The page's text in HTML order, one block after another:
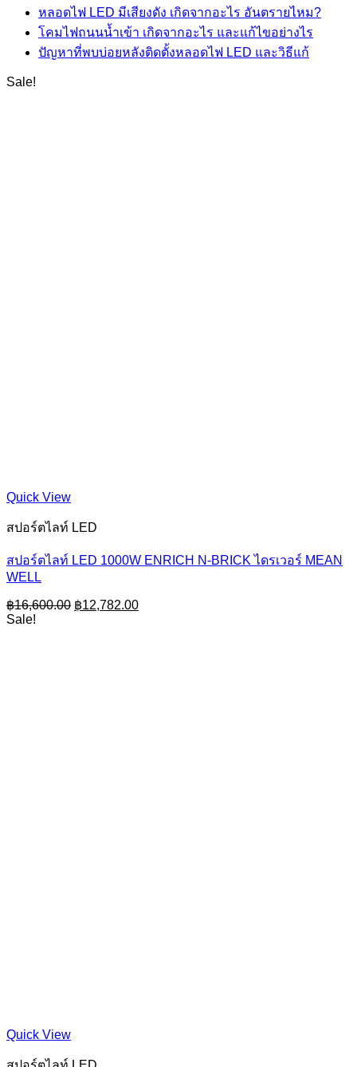
หลอดไฟ LED มีเสียงดัง เกิดจากอะไร อันตรายไหม?
โคมไฟถนนน้ำเข้า เกิดจากอะไร และแก้ไขอย่างไร
ปัญหาที่พบบ่อยหลังติดตั้งหลอดไฟ LED และวิธีแก้
Sale!
Quick View
สปอร์ตไลท์ LED
สปอร์ตไลท์ LED 1000W ENRICH N-BRICK ไดรเวอร์ MEAN
WELL
฿16,600.00 Original
฿12,782.00Current
Sale!
Quick View